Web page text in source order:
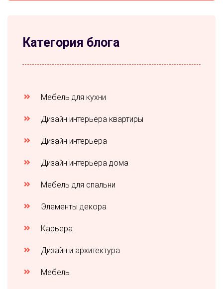
Категория блога
Мебель для кухни
Дизайн интерьера квартиры
Дизайн интерьера
Дизайн интерьера дома
Мебель для спальни
Элементы декора
Карьера
Дизайн и архитектура
Мебель